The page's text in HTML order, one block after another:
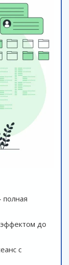
полная
эффектом до
с